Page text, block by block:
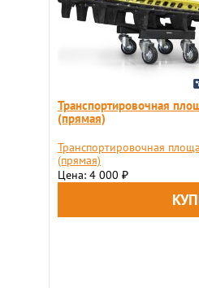
Транспортировочная
(прямая)
Транспортировочная
(прямая)
Цена: 4 000 ₽